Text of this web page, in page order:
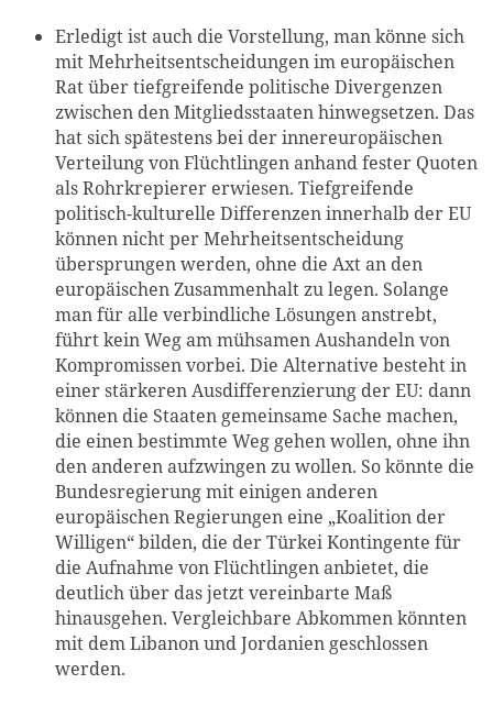
Erledigt ist auch die Vorstellung, man könne sich
mit Mehrheitsentscheidungen im europäischen
Rat über tiefgreifende politische Divergenzen
zwischen den Mitgliedsstaaten hinwegsetzen. Das
hat sich spätestens bei der innereuropäischen
Verteilung von Flüchtlingen anhand fester Quoten
als Rohrkrepierer erwiesen. Tiefgreifende
politisch-kulturelle Differenzen innerhalb der EU
können nicht per Mehrheitsentscheidung
übersprungen werden, ohne die Axt an den
europäischen Zusammenhalt zu legen. Solange
man für alle verbindliche Lösungen anstrebt,
führt kein Weg am mühsamen Aushandeln von
Kompromissen vorbei. Die Alternative besteht in
einer stärkeren Ausdifferenzierung der EU: dann
können die Staaten gemeinsame Sache machen,
die einen bestimmte Weg gehen wollen, ohne ihn
den anderen aufzwingen zu wollen. So könnte die
Bundesregierung mit einigen anderen
europäischen Regierungen eine „Koalition der
Willigen“ bilden, die der Türkei Kontingente für
die Aufnahme von Flüchtlingen anbietet, die
deutlich über das jetzt vereinbarte Maß
hinausgehen. Vergleichbare Abkommen könnten
mit dem Libanon und Jordanien geschlossen
werden.